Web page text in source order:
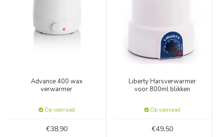
Advance 400 wax
verwarmer
Op voorraad
€38,90
Liberty Harsverwarmer
voor 800ml blikken
Op voorraad
€49,50